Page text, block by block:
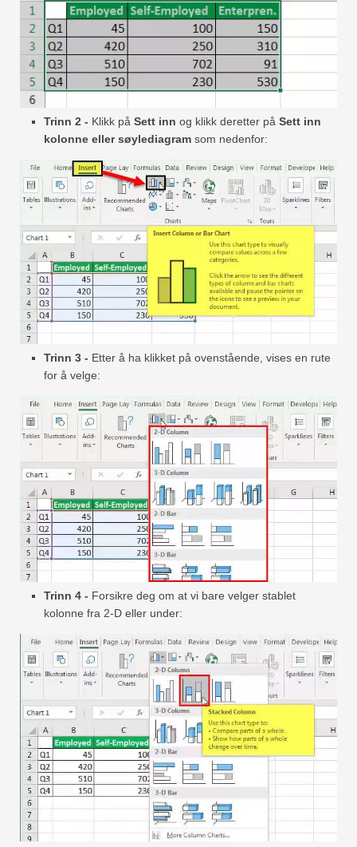
Trinn 2 - Klikk på Sett inn og klikk deretter på Sett inn
kolonne eller søylediagram som nedenfor:
Trinn 3 - Etter å ha klikket på ovenstående, vises en rute
for å velge:
Trinn 4 - Forsikre deg om at vi bare velger stablet
kolonne fra 2-D eller under: